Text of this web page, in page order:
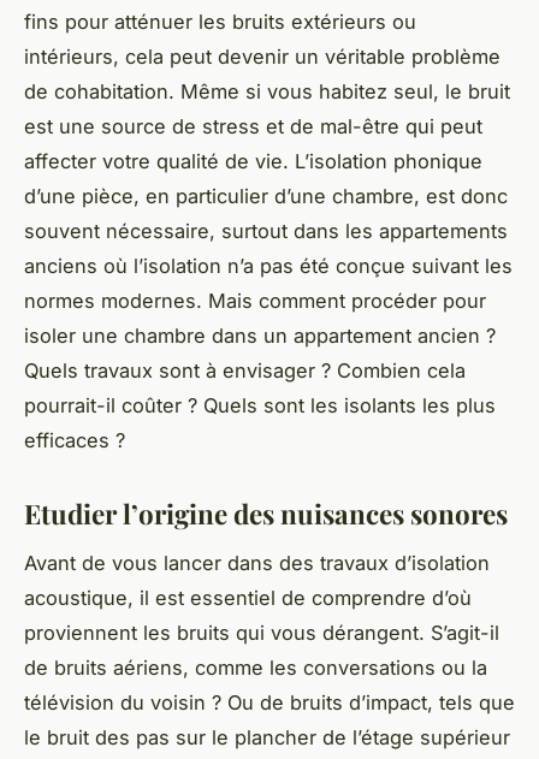
fins pour atténuer les bruits extérieurs ou
intérieurs, cela peut devenir un véritable problème
de cohabitation. Même si vous habitez seul, le bruit
est une source de stress et de mal-être qui peut
affecter votre qualité de vie. L’isolation phonique
d’une pièce, en particulier d’une chambre, est donc
souvent nécessaire, surtout dans les appartements
anciens où l’isolation n’a pas été conçue suivant les
normes modernes. Mais comment procéder pour
isoler une chambre dans un appartement ancien ?
Quels travaux sont à envisager ? Combien cela
pourrait-il coûter ? Quels sont les isolants les plus
efficaces ?
Etudier l’origine des nuisances sonores
Avant de vous lancer dans des travaux d’isolation
acoustique, il est essentiel de comprendre d’où
proviennent les bruits qui vous dérangent. S’agit-il
de bruits aériens, comme les conversations ou la
télévision du voisin ? Ou de bruits d’impact, tels que
le bruit des pas sur le plancher de l’étage supérieur